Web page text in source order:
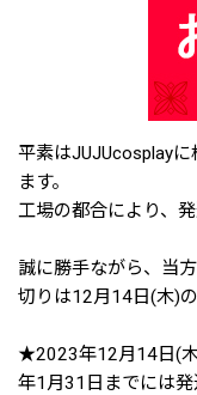
平素はJUJUcosplay
ます。
工場の都合により、
誠に勝手ながら、当
切りは12月14日(木)
★2023年12月14日(
年1月31日までには発